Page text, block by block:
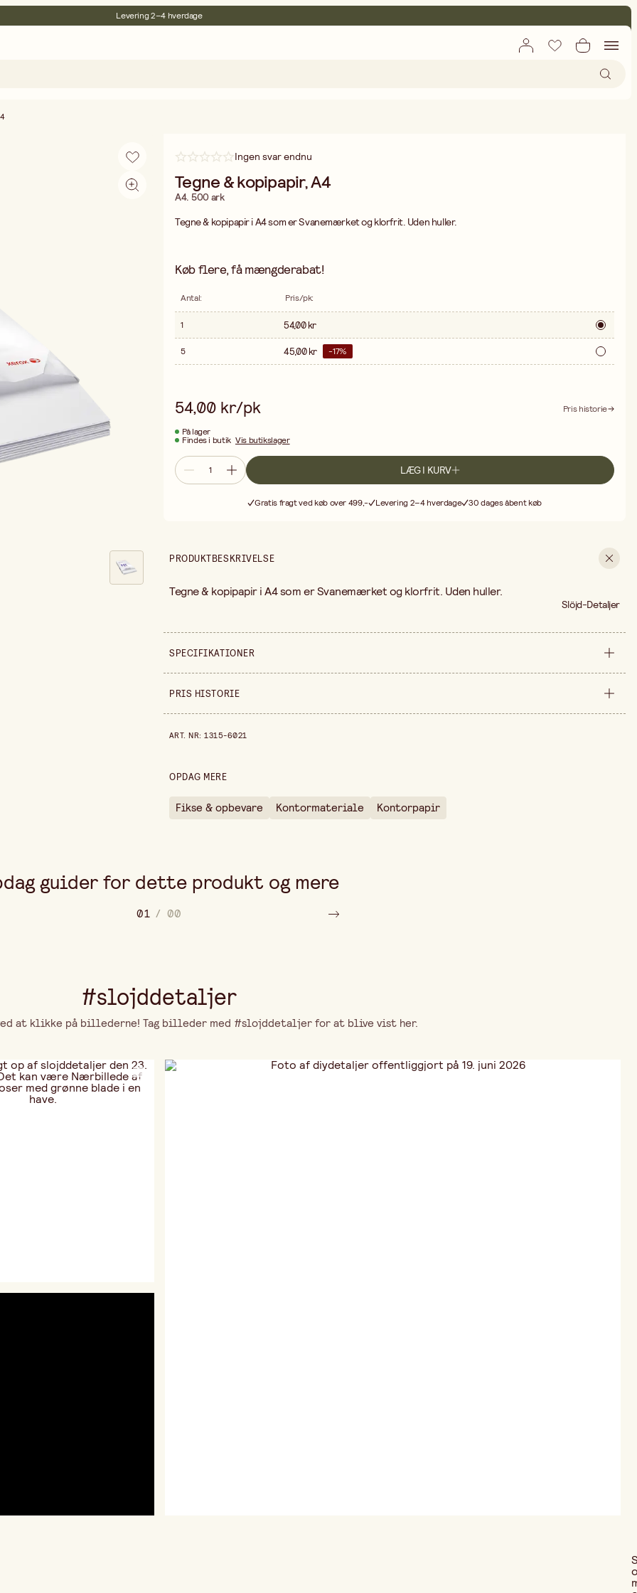
Levering 2–4 hverdage
Ingen svar endnu
Tegne & kopipapir, A4
A4. 500 ark
Tegne & kopipapir i A4 som er Svanemærket og klorfrit. Uden huller.
Køb flere, få mængderabat!
Antal: Pris/pk:
1 54,00 kr
5 45,00 kr -17%
54,00 kr/pk
Pris historie
På lager
Findes i butik Vis butikslager
LÆG I KURV
Gratis fragt ved køb over 499,- Levering 2–4 hverdage 30 dages åbent køb
PRODUKTBESKRIVELSE
Tegne & kopipapir i A4 som er Svanemærket og klorfrit. Uden huller.
Slöjd-Detaljer
SPECIFIKATIONER
Sælges ind pakning
Gramvægt
PRIS HISTORIE
ART. NR:1315-6021
OPDAG MERE
Fikse & opbevare Kontormateriale Kontorpapir
guider for dette produkt og mere
01 / 00
#slojddetaljer
at klikke på billederne! Tag billeder med #slojddetaljer for at blive vist her.